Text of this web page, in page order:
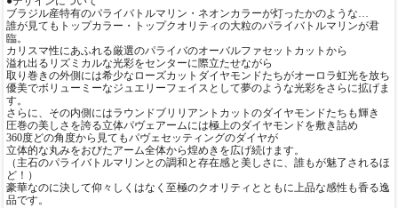
ブラジル産特有のパライバトルマリン・ネオンカラーが灯ったかのような…
誰が見てもトップカラー・トップクオリティの大粒のパライバトルマリンが君
臨。
カリスマ性にあふれる厳選のパライバのオーバルファセットカットから
溢れ出るリズミカルな光彩をセンターに際立たせながら
取り巻きの外側には希少なローズカットダイヤモンドたちがオーロラ虹光を放ち
優美でボリューミーなジュエリーフェイスとして夢のような光彩をさらに拡げま
す。
さらに、その内側にはラウンドブリリアントカットのダイヤモンドたちも輝き
圧巻の美しさを誇る立体パヴェアームには極上のダイヤモンドを敷き詰め
360度どの角度から見てもパヴェセッティングのダイヤが
立体的な丸みをおびたアーム全体から煌めきを広げ続けます。
（主石のパライバトルマリンとの調和と存在感と美しさに、誰もが魅了されるほ
ど！）
豪華なのに決して仰々しくはなく至極のクオリティとともに上品な感性も香る逸
品です。